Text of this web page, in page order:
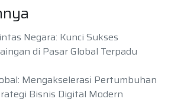
Negara: Kunci Sukses
di Pasar Global Terpadu
Mengakselerasi Pertumbuhan
Bisnis Digital Modern